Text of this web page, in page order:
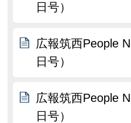
日号）
広報筑西People
日号）
広報筑西People
日号）